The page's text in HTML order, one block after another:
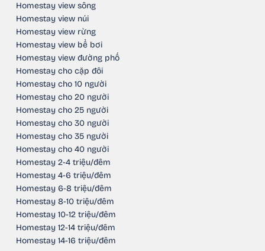
Homestay view sông
Homestay view núi
Homestay view rừng
Homestay view bể bơi
Homestay view đường phố
Homestay cho cặp đôi
Homestay cho 10 người
Homestay cho 20 người
Homestay cho 25 người
Homestay cho 30 người
Homestay cho 35 người
Homestay cho 40 người
Homestay 2-4 triệu/đêm
Homestay 4-6 triệu/đêm
Homestay 6-8 triệu/đêm
Homestay 8-10 triệu/đêm
Homestay 10-12 triệu/đêm
Homestay 12-14 triệu/đêm
Homestay 14-16 triệu/đêm